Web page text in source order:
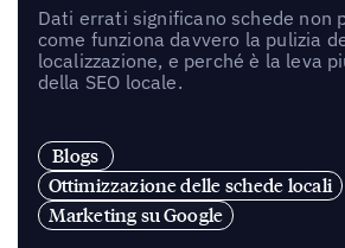
Dati errati significano schede non
come funziona davvero la pulizia
localizzazione, e perché è la leva
della SEO locale.
Blogs
Ottimizzazione delle schede locali
Marketing su Google